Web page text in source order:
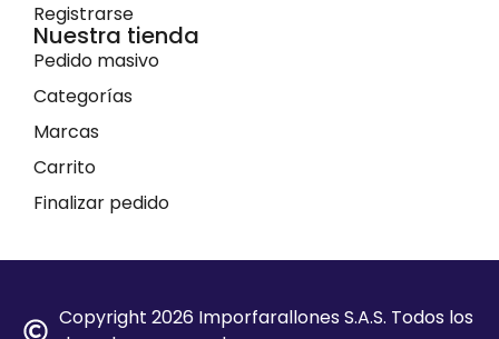
Registrarse
Nuestra tienda
Pedido masivo
Categorías
Marcas
Carrito
Finalizar pedido
Copyright 2026 Imporfarallones S.A.S. Todos los